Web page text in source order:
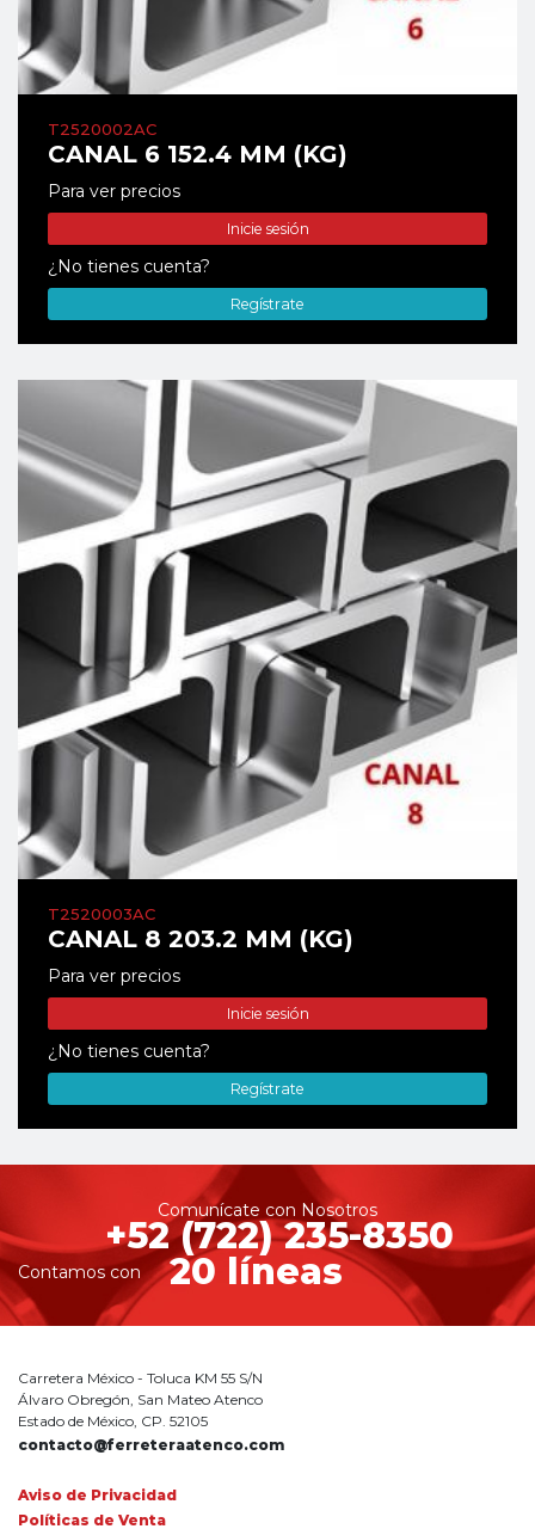
T2520002AC
CANAL 6 152.4 MM (KG)
Para ver precios
Inicie sesión
¿No tienes cuenta?
Regístrate
T2520003AC
CANAL 8 203.2 MM (KG)
Para ver precios
Inicie sesión
¿No tienes cuenta?
Regístrate
Comunícate con Nosotros
+52 (722) 235-8350
Contamos con 20 líneas
Carretera México - Toluca KM 55 S/N
Álvaro Obregón, San Mateo Atenco
Estado de México, CP. 52105
contacto@ferreteraatenco.com
Aviso de Privacidad
Políticas de Venta